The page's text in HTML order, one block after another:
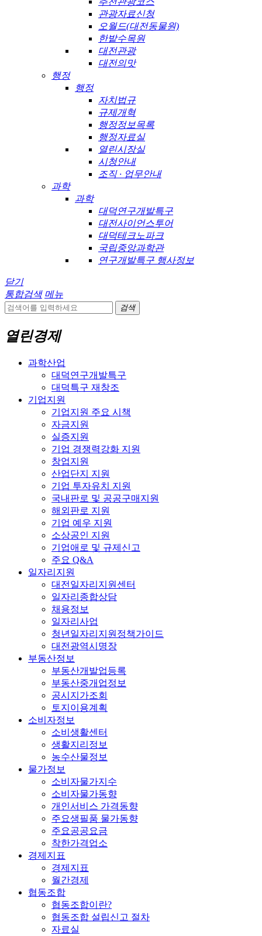
관광자료신청
오월드(대전동물원)
한밭수목원
대전관광
대전의맛
행정
행정
자치법규
규제개혁
행정정보목록
행정자료실
열린시장실
시청안내
조직 · 업무안내
과학
과학
대덕연구개발특구
대전사이언스투어
대덕테크노파크
국립중앙과학관
연구개발특구 행사정보
닫기
통합검색 메뉴
검색
열린경제
과학산업
대덕연구개발특구
대덕특구 재창조
기업지원
기업지원 주요 시책
자금지원
실증지원
기업 경쟁력강화 지원
창업지원
산업단지 지원
기업 투자유치 지원
국내판로 및 공공구매지원
해외판로 지원
기업 예우 지원
소상공인 지원
기업애로 및 규제신고
주요 Q&A
일자리지원
대전일자리지원센터
일자리종합상담
채용정보
일자리사업
청년일자리지원정책가이드
대전광역시명장
부동산정보
부동산개발업등록
부동산중개업정보
공시지가조회
토지이용계획
소비자정보
소비생활센터
생활지리정보
농수산물정보
물가정보
소비자물가지수
소비자물가동향
개인서비스 가격동향
주요생필품 물가동향
주요공공요금
착한가격업소
경제지표
경제지표
월간경제
협동조합
협동조합이란?
협동조합 설립신고 절차
자료실